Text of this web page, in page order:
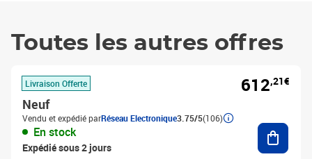
Toutes les autres offres
Livraison Offerte
Neuf
Vendu et expédié parRéseau Electronique3.75/5(106)
En stock
Expédié sous 2 jours
612,21€